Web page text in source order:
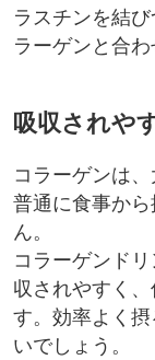
ラスチンを結
ラーゲンと合わ
吸収されや
コラーゲンは
普通に食事か
ん。
コラーゲンド
収されやすく
す。効率よく
いでしょう。